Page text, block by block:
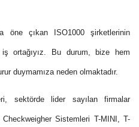
öne çıkan ISO1000 şirketlerinin
ortağıyız. Bu durum, bize hem
duymamıza neden olmaktadır.
sektörde lider sayılan firmalar
Checkweigher Sistemleri T-MINI, T-